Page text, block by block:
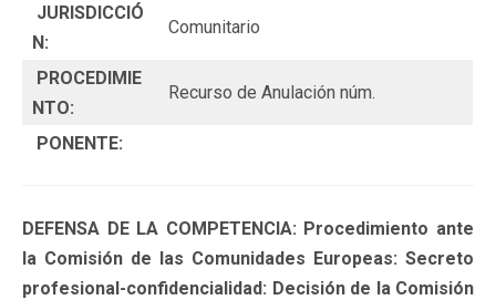
JURISDICCIÓ
N:
Comunitario
PROCEDIMIE
NTO:
Recurso de Anulación núm.
PONENTE:
DEFENSA DE LA COMPETENCIA: Procedimiento ante
la Comisión de las Comunidades Europeas: Secreto
profesional-confidencialidad: Decisión de la Comisión